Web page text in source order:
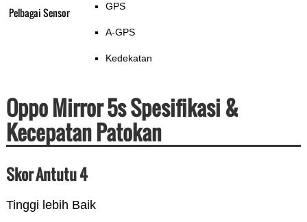
Pelbagai Sensor GPS
A-GPS
Kedekatan
Oppo Mirror 5s Spesifikasi &
Kecepatan Patokan
Skor Antutu 4
Tinggi lebih Baik